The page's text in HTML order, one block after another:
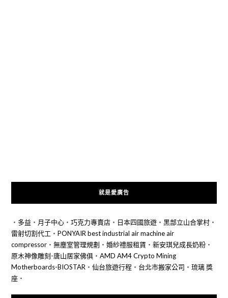
就是愛廣告
‧ 多益‧ 月子中心‧ 巧克力專賣店‧ 日本四國旅遊‧ 黑部立山合掌村‧
雷射切割代工 ‧ PONYAIR best industrial air machine air
compressor‧ 無塵室管理規劃 ‧ 婚紗禮服租賃‧ 新安琪兒成長奶粉‧
原木神像雕刻-唐山居家佛俱‧ AMD AM4 Crypto Mining
Motherboards-BIOSTAR ‧ 仙台旅遊行程 ‧ 台北市搬家公司 ‧ 琉璃 獎
座‧